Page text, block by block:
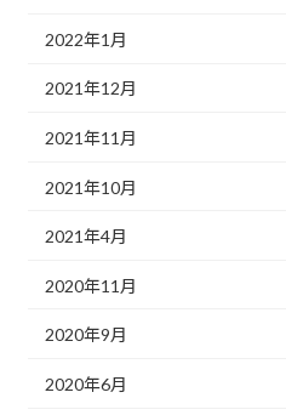
2022年1月
2021年12月
2021年11月
2021年10月
2021年4月
2020年11月
2020年9月
2020年6月